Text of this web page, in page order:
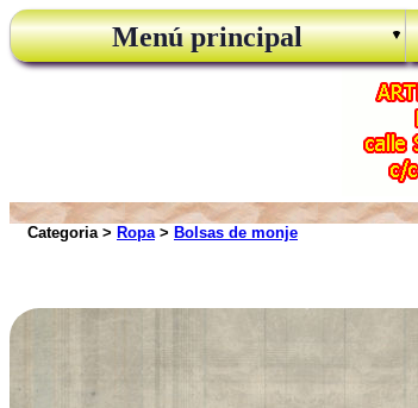
Menú principal
Categoria > Ropa> Bolsas de monje